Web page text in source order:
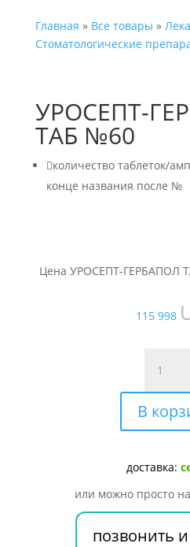
Главная » Все товары »
Стоматологические
УРОСЕПТ-
ТАБ №60
количество таблеток/
конце названия после №
Цена УРОСЕПТ-ГЕРБАПОЛ
115 998
товара
ТАБ
В
доставка:
или можно просто
позвонить и